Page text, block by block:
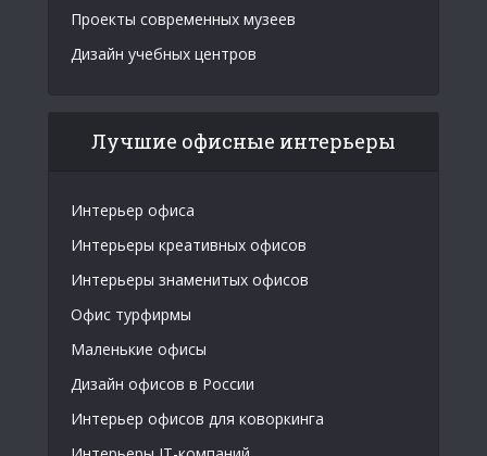
Проекты современных музеев
Дизайн учебных центров
Лучшие офисные интерьеры
Интерьер офиса
Интерьеры креативных офисов
Интерьеры знаменитых офисов
Офис турфирмы
Маленькие офисы
Дизайн офисов в России
Интерьер офисов для коворкинга